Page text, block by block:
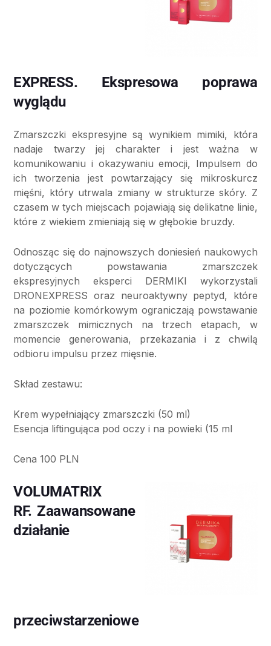
EXPRESS. Ekspresowa poprawa
wyglądu
Zmarszczki ekspresyjne są wynikiem mimiki, która
nadaje twarzy jej charakter i jest ważna w
komunikowaniu i okazywaniu emocji, Impulsem do
ich tworzenia jest powtarzający się mikroskurcz
mięśni, który utrwala zmiany w strukturze skóry. Z
czasem w tych miejscach pojawiają się delikatne linie,
które z wiekiem zmieniają się w głębokie bruzdy.
Odnosząc się do najnowszych doniesień naukowych
dotyczących powstawania zmarszczek
ekspresyjnych eksperci DERMIKI wykorzystali
DRONEXPRESS oraz neuroaktywny peptyd, które
na poziomie komórkowym ograniczają powstawanie
zmarszczek mimicznych na trzech etapach, w
momencie generowania, przekazania i z chwilą
odbioru impulsu przez mięsnie.
Skład zestawu:
Krem wypełniający zmarszczki (50 ml)
Esencja liftingująca pod oczy i na powieki (15 ml
Cena 100 PLN
VOLUMATRIX
RF. Zaawansowane
działanie
przeciwstarzeniowe